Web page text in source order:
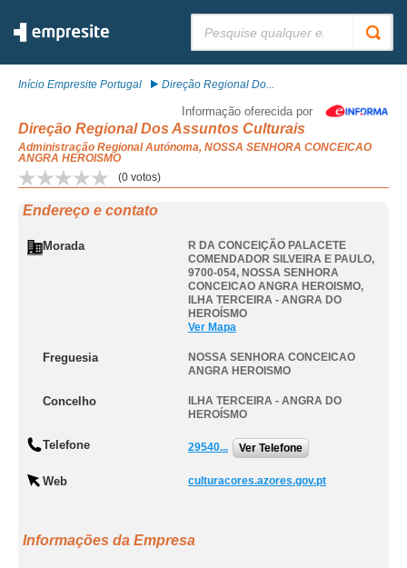
Início Empresite Portugal Direção Regional Do...
Informação oferecida por
Direção Regional Dos Assuntos Culturais
Administração Regional Autónoma, NOSSA SENHORA CONCEICAO
ANGRA HEROISMO
(0 votos)
Endereço e contato
Morada
R DA CONCEIÇÃO PALACETE
COMENDADOR SILVEIRA E PAULO,
9700-054, NOSSA SENHORA
CONCEICAO ANGRA HEROISMO,
ILHA TERCEIRA - ANGRA DO
HEROÍSMO
Ver Mapa
Freguesia
NOSSA SENHORA CONCEICAO
ANGRA HEROISMO
Concelho
ILHA TERCEIRA - ANGRA DO
HEROÍSMO
Telefone 29540... Ver Telefone
Web culturacores.azores.gov.pt
Informações da Empresa